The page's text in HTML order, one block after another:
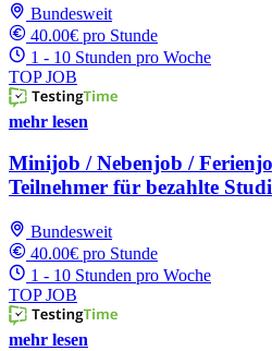
Bundesweit
40.00€ pro Stunde
1 - 10 Stunden pro Woche
TOP JOB
mehr lesen
Minijob / Nebenjob /
Teilnehmer für bezahlte
Bundesweit
40.00€ pro Stunde
1 - 10 Stunden pro Woche
TOP JOB
mehr lesen